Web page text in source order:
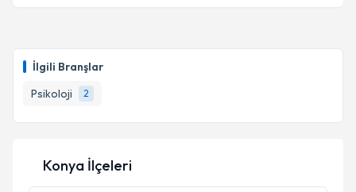
İlgili Branşlar
Psikoloji
2
için bir takvim hazırlandığında e-posta ile
bilgilendireceğiz.
E-posta Adresiniz
Konya İlçeleri